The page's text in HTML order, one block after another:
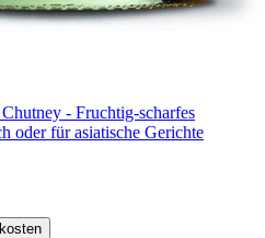
- Fruchtig-scharfes
oder für asiatische Gerichte